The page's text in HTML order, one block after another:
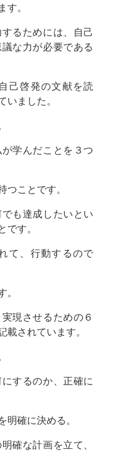
。
るためには、自己
な力が必要である
己啓発の文献を読
ました。
学んだことを３つ
ことです。
も達成したいとい
す。
て、行動するので
現させるための６
されています。
するのか、正確に
確に決める。
確な計画を立て、